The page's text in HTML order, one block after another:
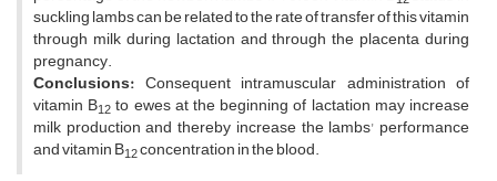
suckling lambs can be related to the rate of transfer of this vitamin
through milk during lactation and through the placenta during
pregnancy.
Conclusions: Consequent intramuscular administration of
vitamin B12 to ewes at the beginning of lactation may increase
milk production and thereby increase the lambs' performance
and vitamin B12concentration in the blood.